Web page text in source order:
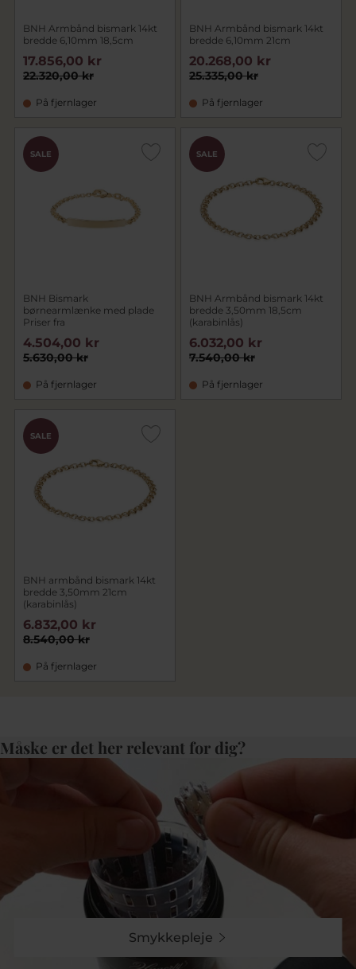
BNH Armbånd bismark 14kt
bredde 6,10mm 18,5cm
22.320,00 kr
17.856,00 kr
På fjernlager
BNH Armbånd bismark 14kt
bredde 6,10mm 21cm
25.335,00 kr
20.268,00 kr
På fjernlager
SALE
BNH Bismark
børnearmlænke med plade
Priser fra
5.630,00 kr
4.504,00 kr
På fjernlager
SALE
BNH Armbånd bismark 14kt
bredde 3,50mm 18,5cm
(karabinlås)
7.540,00 kr
6.032,00 kr
På fjernlager
SALE
BNH armbånd bismark 14kt
bredde 3,50mm 21cm
(karabinlås)
8.540,00 kr
6.832,00 kr
På fjernlager
Måske er det her relevant for dig?
Smykkepleje